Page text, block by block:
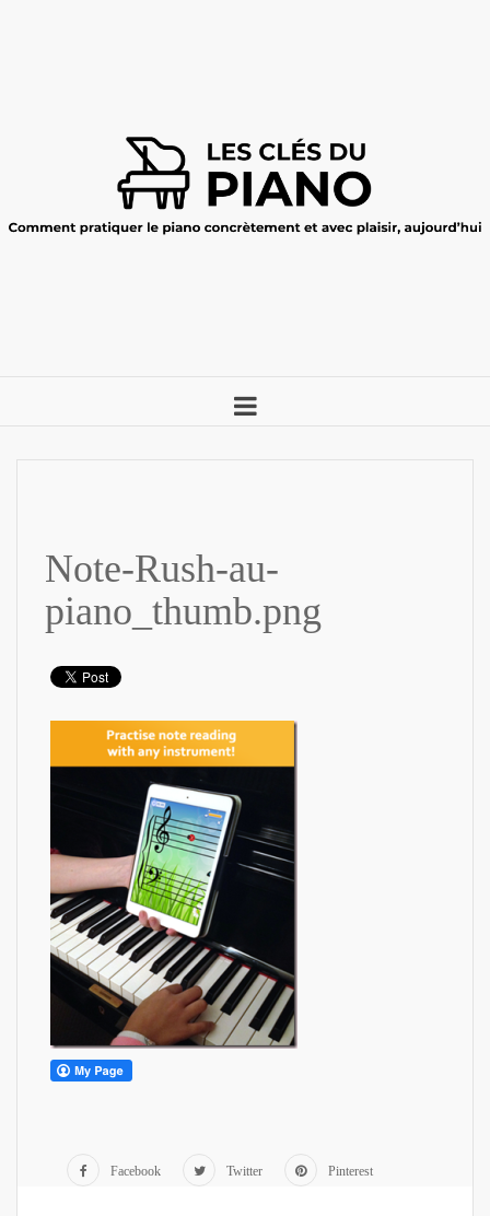
Note-Rush-au-
piano_thumb.png
Facebook Twitter Pinterest